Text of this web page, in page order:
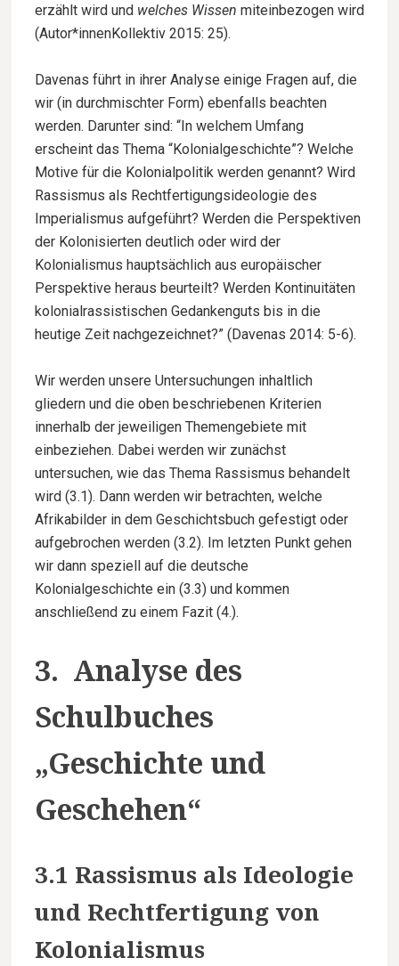
erzählt wird und welches Wissen miteinbezogen wird
(Autor*innenKollektiv 2015: 25).
Davenas führt in ihrer Analyse einige Fragen auf, die
wir (in durchmischter Form) ebenfalls beachten
werden. Darunter sind: “In welchem Umfang
erscheint das Thema “Kolonialgeschichte”? Welche
Motive für die Kolonialpolitik werden genannt? Wird
Rassismus als Rechtfertigungsideologie des
Imperialismus aufgeführt? Werden die Perspektiven
der Kolonisierten deutlich oder wird der
Kolonialismus hauptsächlich aus europäischer
Perspektive heraus beurteilt? Werden Kontinuitäten
kolonialrassistischen Gedankenguts bis in die
heutige Zeit nachgezeichnet?” (Davenas 2014: 5-6).
Wir werden unsere Untersuchungen inhaltlich
gliedern und die oben beschriebenen Kriterien
innerhalb der jeweiligen Themengebiete mit
einbeziehen. Dabei werden wir zunächst
untersuchen, wie das Thema Rassismus behandelt
wird (3.1). Dann werden wir betrachten, welche
Afrikabilder in dem Geschichtsbuch gefestigt oder
aufgebrochen werden (3.2). Im letzten Punkt gehen
wir dann speziell auf die deutsche
Kolonialgeschichte ein (3.3) und kommen
anschließend zu einem Fazit (4.).
3. Analyse des
Schulbuches
„Geschichte und
Geschehen“
3.1 Rassismus als Ideologie
und Rechtfertigung von
Kolonialismus